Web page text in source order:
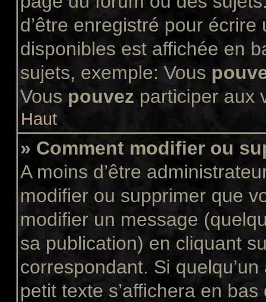
d’être enregistré pour
disponibles est affichée en
sujets, exemple: Vous
Vous pouvez participer aux
Haut
» Comment modifier ou
A moins d’être
modifier ou supprimer que
modifier un message
sa publication) en cliquant
correspondant. Si
petit texte s’affichera en